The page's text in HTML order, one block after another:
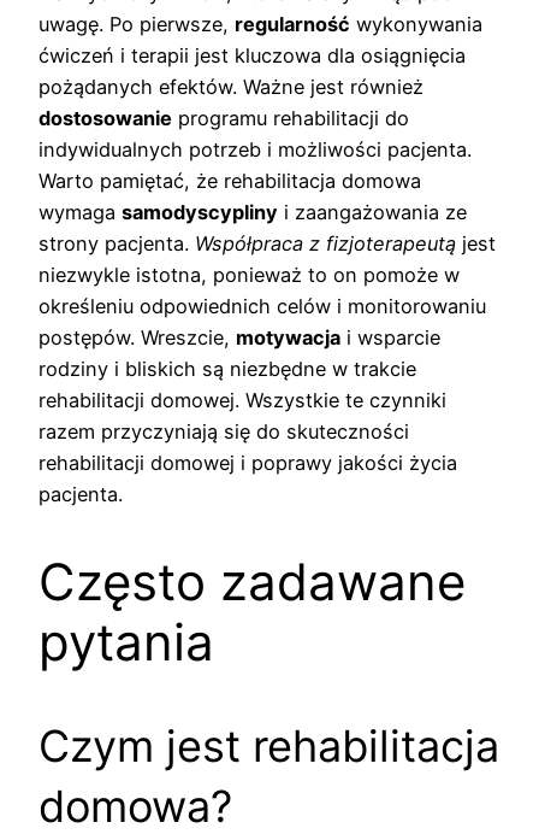
uwagę. Po pierwsze, regularność wykonywania
ćwiczeń i terapii jest kluczowa dla osiągnięcia
pożądanych efektów. Ważne jest również
dostosowanie programu rehabilitacji do
indywidualnych potrzeb i możliwości pacjenta.
Warto pamiętać, że rehabilitacja domowa
wymaga samodyscypliny i zaangażowania ze
strony pacjenta. Współpraca z fizjoterapeutą jest
niezwykle istotna, ponieważ to on pomoże w
określeniu odpowiednich celów i monitorowaniu
postępów. Wreszcie, motywacja i wsparcie
rodziny i bliskich są niezbędne w trakcie
rehabilitacji domowej. Wszystkie te czynniki
razem przyczyniają się do skuteczności
rehabilitacji domowej i poprawy jakości życia
pacjenta.
Często zadawane
pytania
Czym jest rehabilitacja
domowa?